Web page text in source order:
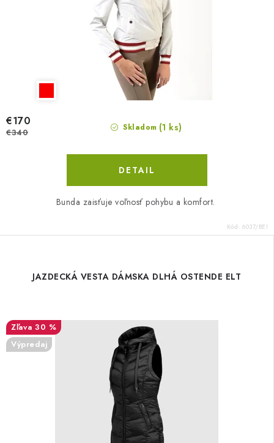
Skladom (1 ks)
€170
€340
DETAIL
Bunda zaisťuje voľnosť pohybu a komfort.
Kód: 6037/BEI
JAZDECKÁ VESTA DÁMSKA DLHÁ OSTENDE ELT
30 %
Výpredaj